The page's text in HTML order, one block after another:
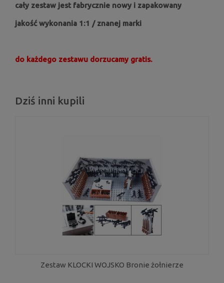
cały zestaw jest fabrycznie nowy i zapakowany
jakość wykonania 1:1 / znanej marki
do każdego zestawu dorzucamy gratis.
Dziś inni kupili
Zestaw KLOCKI WOJSKO Bronie żołnierze